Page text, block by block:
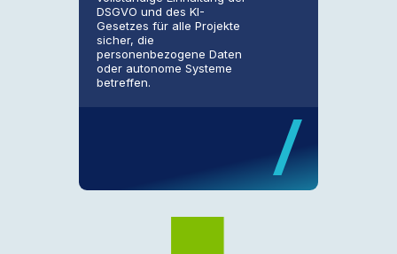
DSGVO und des KI-
Gesetzes für alle Projekte
sicher, die
personenbezogene Daten
oder autonome Systeme
betreffen.